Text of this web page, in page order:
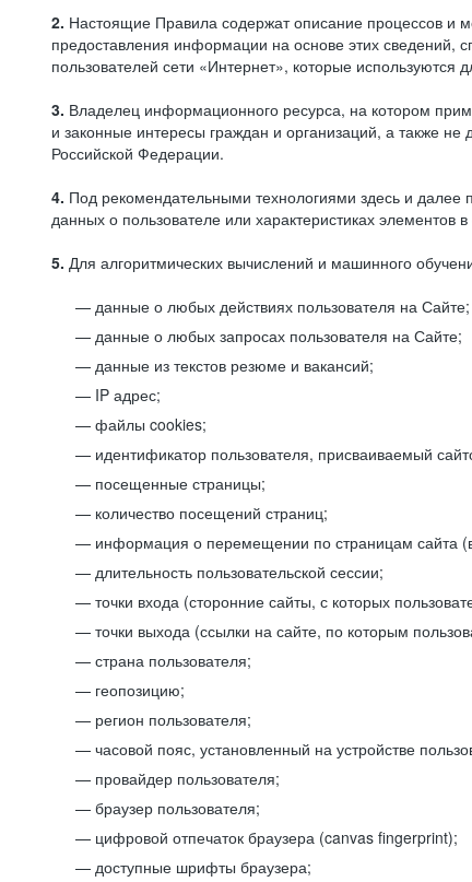
2. Настоящие Правила содержат описание процессов и
предоставления информации на основе этих сведений,
пользователей сети «Интернет», которые
3. Владелец информационного ресурса, на котором
и законные интересы граждан и организаций, а также
Российской Федерации.
4. Под рекомендательными технологиями здесь и
данных о пользователе или характеристиках
5. Для алгоритмических вычислений и машинного
данные о любых действиях пользователя на Сайте;
данные о любых запросах пользователя на Сайте;
данные из текстов резюме и вакансий;
IP адрес;
файлы cookies;
идентификатор пользователя, присваиваемый
посещенные страницы;
количество посещений страниц;
информация о перемещении по страницам сайта
длительность пользовательской сессии;
точки входа (сторонние сайты, с которых
точки выхода (ссылки на сайте, по которым
страна пользователя;
геопозицию;
регион пользователя;
часовой пояс, установленный на устройстве
провайдер пользователя;
браузер пользователя;
цифровой отпечаток браузера (canvas fingerprint);
доступные шрифты браузера;